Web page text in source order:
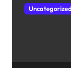
Uncategorized